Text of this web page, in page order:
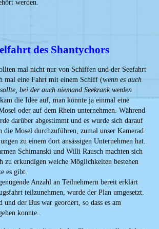
werden.
des Shantychors
mal nicht nur von Schiffen und der Seefahrt
mal eine Fahrt mit einem Schiff (wenn es auch
bei der auch niemand Seekrank werden
die Idee auf, man könnte ja einmal eine
oder auf dem Rhein unternehmen. Während
darüber abgestimmt und es wurde sich darauf
die Mosel durchzuführen, zumal unser Kamerad
zu einem dort ansässigen Unternehmen hat.
Schimanski und Willi Rausch machten sich
zu erkundigen welche Möglichkeiten bestehen
es gibt.
Anzahl an Teilnehmern bereit erklärt
teilzunehmen, wurde der Plan umgesetzt.
und der Bus war geordert, so dass es am
konnte..